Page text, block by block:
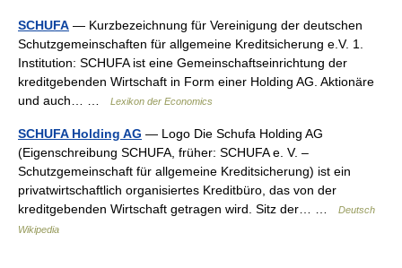
SCHUFA — Kurzbezeichnung für Vereinigung der deutschen
Schutzgemeinschaften für allgemeine Kreditsicherung e.V. 1.
Institution: SCHUFA ist eine Gemeinschaftseinrichtung der
kreditgebenden Wirtschaft in Form einer Holding AG. Aktionäre
und auch… …
Lexikon der Economics
SCHUFA Holding AG — Logo Die Schufa Holding AG
(Eigenschreibung SCHUFA, früher: SCHUFA e. V. –
Schutzgemeinschaft für allgemeine Kreditsicherung) ist ein
privatwirtschaftlich organisiertes Kreditbüro, das von der
kreditgebenden Wirtschaft getragen wird. Sitz der… …
Deutsch
Wikipedia